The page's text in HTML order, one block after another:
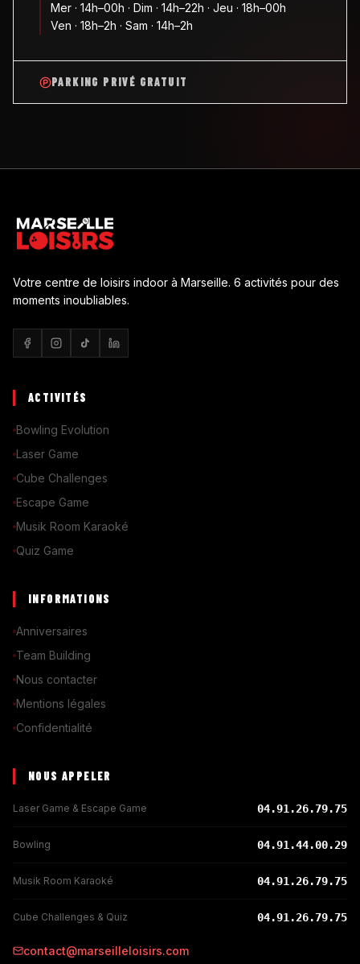
Mer · 14h–00h · Dim · 14h–22h · Jeu · 18h–00h
Ven · 18h–2h · Sam · 14h–2h
PARKING PRIVÉ GRATUIT
Votre centre de loisirs indoor à Marseille. 6 activités pour des
moments inoubliables.
ACTIVITÉS
Bowling Evolution
Laser Game
Cube Challenges
Escape Game
Musik Room Karaoké
Quiz Game
INFORMATIONS
Anniversaires
Team Building
Nous contacter
Mentions légales
Confidentialité
NOUS APPELER
Laser Game & Escape Game 04.91.26.79.75
Bowling 04.91.44.00.29
Musik Room Karaoké 04.91.26.79.75
Cube Challenges & Quiz 04.91.26.79.75
contact@marseilleloisirs.com